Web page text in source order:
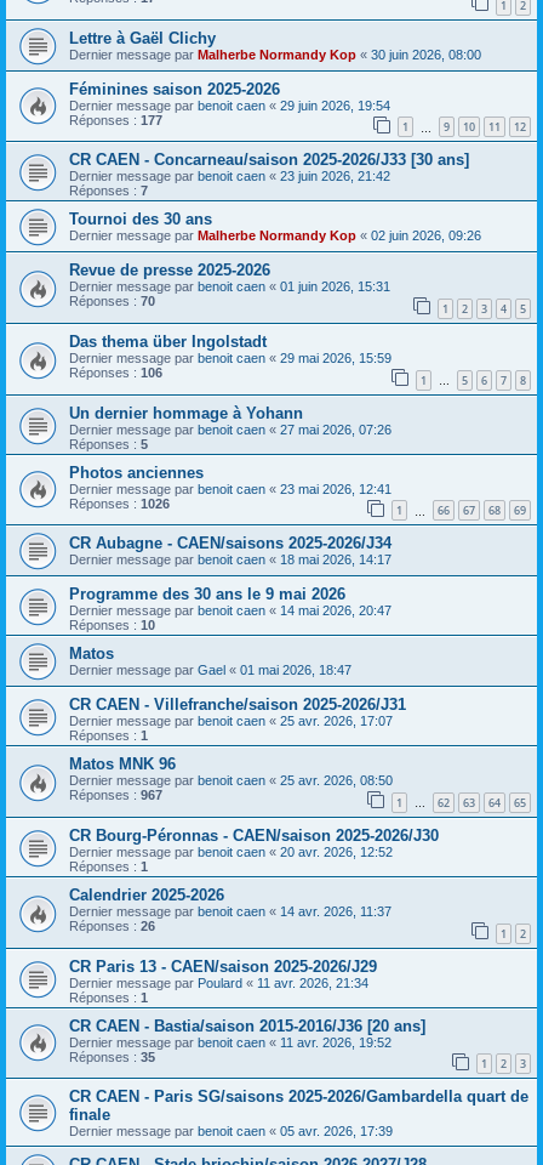
1 2
Lettre à Gaël Clichy
Dernier message par Malherbe Normandy Kop « 30 juin 2026, 08:00
Féminines saison 2025-2026
Dernier message par benoit caen « 29 juin 2026, 19:54
Réponses : 177 1 9 10 11 12
CR CAEN - Concarneau/saison 2025-2026/J33 [30 ans]
Dernier message par benoit caen « 23 juin 2026, 21:42
Réponses : 7
Tournoi des 30 ans
Dernier message par Malherbe Normandy Kop « 02 juin 2026, 09:26
Revue de presse 2025-2026
Dernier message par benoit caen « 01 juin 2026, 15:31
Réponses : 70 1 2 3 4 5
Das thema über Ingolstadt
Dernier message par benoit caen « 29 mai 2026, 15:59
Réponses : 106 1 … 5 6 7 8
Un dernier hommage à Yohann
Dernier message par benoit caen « 27 mai 2026, 07:26
Réponses : 5
Photos anciennes
Dernier message par benoit caen « 23 mai 2026, 12:41
Réponses : 1026 1 66 67 68 69
CR Aubagne - CAEN/saisons 2025-2026/J34
Dernier message par benoit caen « 18 mai 2026, 14:17
Programme des 30 ans le 9 mai 2026
Dernier message par benoit caen « 14 mai 2026, 20:47
Réponses : 10
Matos
Dernier message par Gael « 01 mai 2026, 18:47
CR CAEN - Villefranche/saison 2025-2026/J31
Dernier message par benoit caen « 25 avr. 2026, 17:07
Réponses : 1
Matos MNK 96
Dernier message par benoit caen « 25 avr. 2026, 08:50
Réponses : 967 1 … 62 63 64 65
CR Bourg-Péronnas - CAEN/saison 2025-2026/J30
Dernier message par benoit caen « 20 avr. 2026, 12:52
Réponses : 1
Calendrier 2025-2026
Dernier message par benoit caen « 14 avr. 2026, 11:37
Réponses : 26 1 2
CR Paris 13 - CAEN/saison 2025-2026/J29
Dernier message par Poulard « 11 avr. 2026, 21:34
Réponses : 1
CR CAEN - Bastia/saison 2015-2016/J36 [20 ans]
Dernier message par benoit caen « 11 avr. 2026, 19:52
Réponses : 35 1 2 3
CR CAEN - Paris SG/saisons 2025-2026/Gambardella quart de
finale
Dernier message par benoit caen « 05 avr. 2026, 17:39